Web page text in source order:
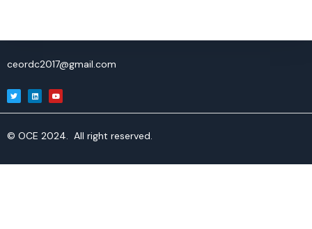
ceordc2017@gmail.com
© OCE 2024. All right reserved.